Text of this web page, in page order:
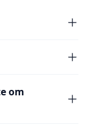
om